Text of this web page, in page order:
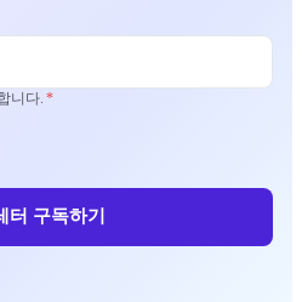
니다. *
터 구독하기